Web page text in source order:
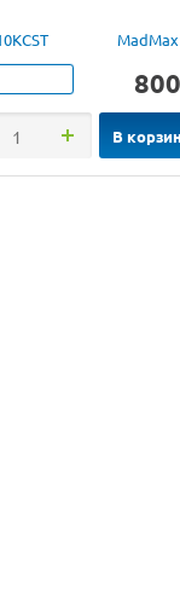
800
В